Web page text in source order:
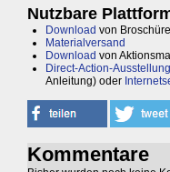
Nutzbare
Download von
Materialversand
Download von
Direct-Action-Ausstellung
Anleitung) oder
Kommentare